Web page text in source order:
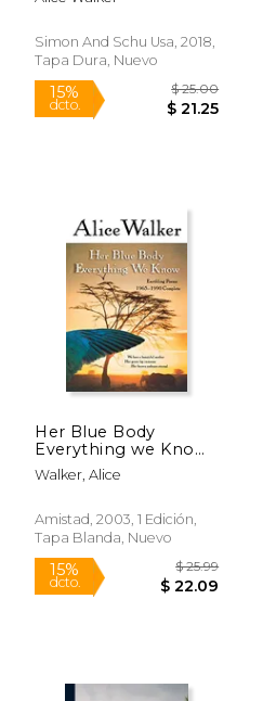
15%
dcto. $ 15.26
Simon And Schu Usa, 2018,
Tapa Dura, Nuevo
Her Blue Body
Everything we Know:
Earthling Poems
1965-1990 Complete
Walker, Alice
Amistad, 2003, 1 Edición,
Tapa Blanda, Nuevo